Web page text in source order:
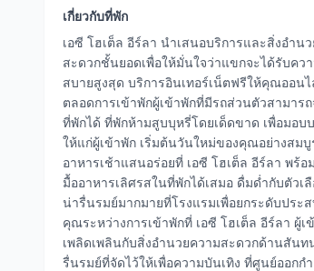
เกี่ยวกับที่พัก
เอซี โฮเต็ล อีร์ลา นำเสนอบริการและสิ่งอำน
สะดวกชั้นยอดเพื่อให้มั่นใจว่าแขกจะได้รับคว
สบายสูงสุด บริการอินเทอร์เน็ตฟรีให้คุณออน
ตลอดการเข้าพักผู้เข้าพักที่มีรถส่วนตัวสามาร
ที่พักได้ ที่พักห้ามสูบบุหรี่โดยเด็ดขาด เพื่อมอบ
ให้แก่ผู้เข้าพัก เริ่มต้นวันใหม่ของคุณอย่างสม
อาหารเช้าแสนอร่อยที่ เอซี โฮเต็ล อีร์ลา พร้อ
มื้ออาหารเลิศรสในที่พักได้เสมอ ดื่มด่ำกับตัวเ
น่ารื่นรมย์มากมายที่โรงแรมเพื่อยกระดับประ
คุณระหว่างการเข้าพักที่ เอซี โฮเต็ล อีร์ลา ผู้เ
เพลิดเพลินกับสิ่งอำนวยความสะดวกด้านสันท
รื่นรมย์ที่จัดไว้ให้เพื่อความบันเทิง ที่ศูนย์ออกก